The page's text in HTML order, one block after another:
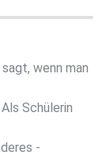
wenn man
Schülerin
-